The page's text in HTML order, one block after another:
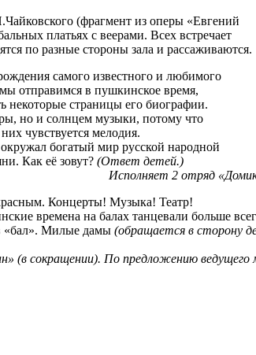
(фрагмент из оперы «Евгений
платьях с веерами. Всех встречает
по разные стороны зала и рассаживаются.
самого известного и любимого
отправимся в пушкинское время,
некоторые страницы его биографии.
но и солнцем музыки, потому что
чувствуется мелодия.
богатый мир русской народной
Как её зовут? (Ответ детей.)
Исполняет 2 отряд
Концерты! Музыка! Театр!
времена на балах танцевали больше
«бал». Милые дамы (обращается в сторону
(в сокращении). По предложению